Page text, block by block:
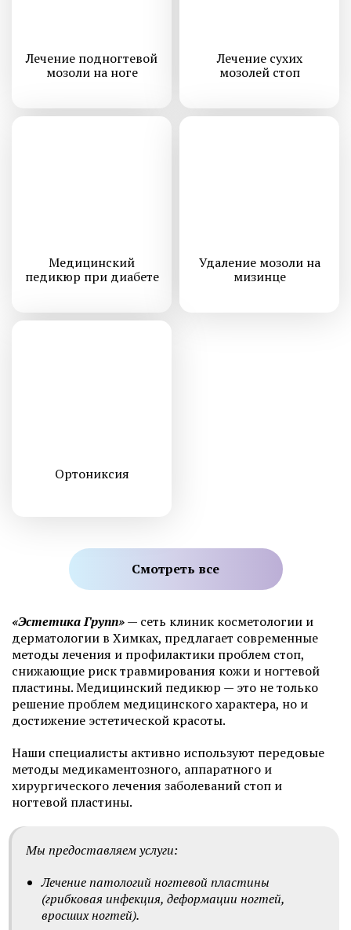
Лечение подногтевой
мозоли на ноге
Лечение сухих
мозолей стоп
Медицинский
педикюр при диабете
Удаление мозоли на
мизинце
Ортониксия
Смотреть все
«Эстетика Групп»— сеть клиник косметологии и
дерматологии в Химках, предлагает современные
методы лечения и профилактики проблем стоп,
снижающие риск травмирования кожи и ногтевой
пластины. Медицинский педикюр — это не только
решение проблем медицинского характера, но и
достижение эстетической красоты.
Наши специалисты активно используют передовые
методы медикаментозного, аппаратного и
хирургического лечения заболеваний стоп и
ногтевой пластины.
Мы предоставляем услуги:
Лечение патологий ногтевой пластины
(грибковая инфекция, деформации ногтей,
вросших ногтей).